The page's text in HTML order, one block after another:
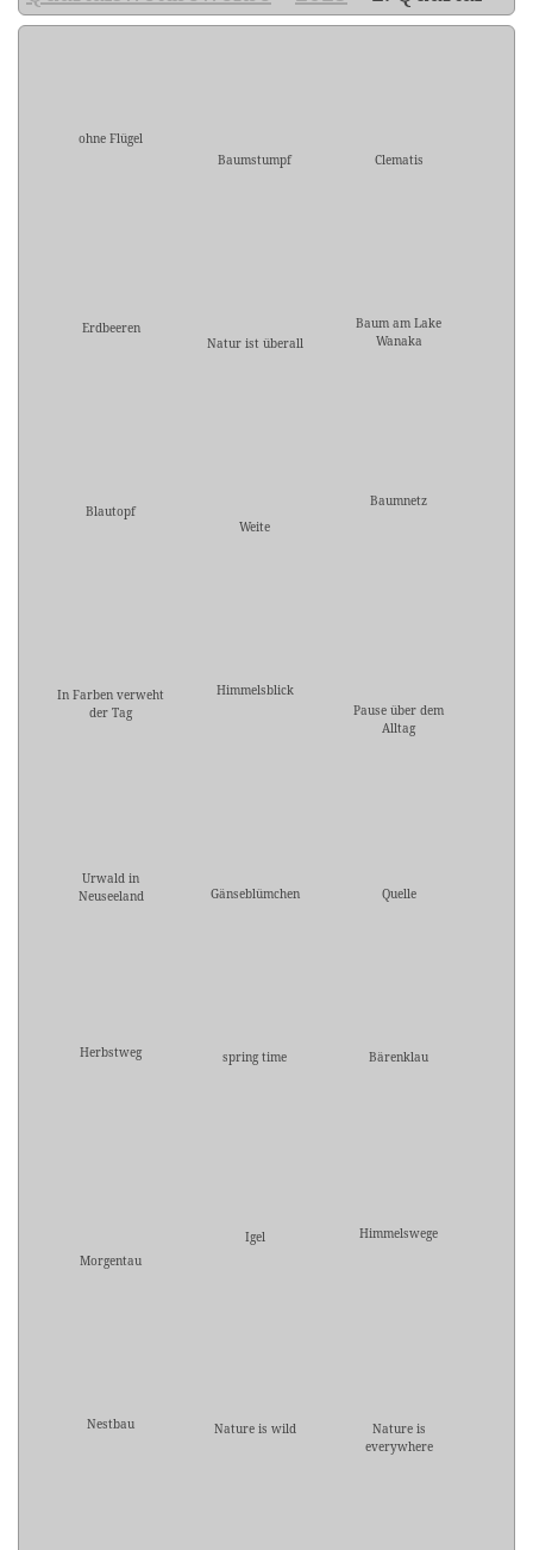
ohne Flügel
Baumstumpf
Clematis
Erdbeeren
Natur ist überall
Baum am Lake
Wanaka
Blautopf
Weite
Baumnetz
In Farben verweht
der Tag
Himmelsblick
Pause über dem
Alltag
Urwald in
Neuseeland
Gänseblümchen Quelle
Herbstweg spring time Bärenklau
Morgentau
Igel Himmelswege
Nestbau Nature is wild
Nature is
everywhere